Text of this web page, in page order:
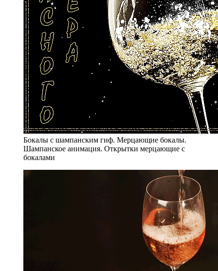
Бокалы с шампанским гиф. Мерцающие бокалы.
Шампанское анимация. Открытки мерцающие с
бокалами